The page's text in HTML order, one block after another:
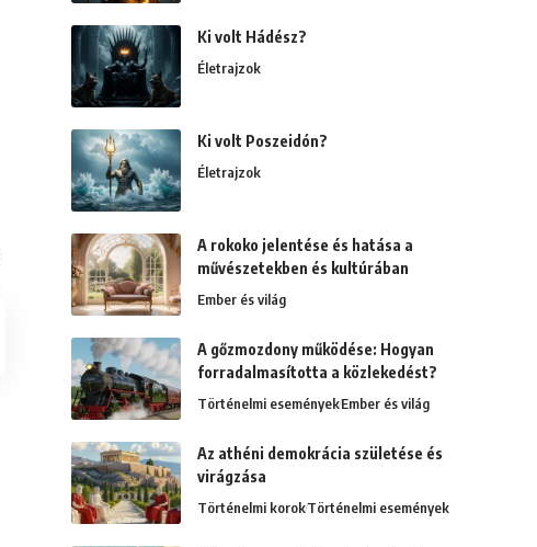
Ki volt Hádész?
Életrajzok
Ki volt Poszeidón?
Életrajzok
A rokoko jelentése és hatása a
művészetekben és kultúrában
Ember és világ
A gőzmozdony működése: Hogyan
forradalmasította a közlekedést?
Történelmi eseményekEmber és világ
Az athéni demokrácia születése és
virágzása
Történelmi korokTörténelmi események